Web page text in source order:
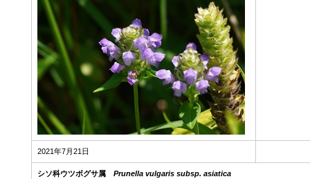
2021年7月21日
シソ科ウツボグサ属 Prunella vulgaris subsp. asiatica